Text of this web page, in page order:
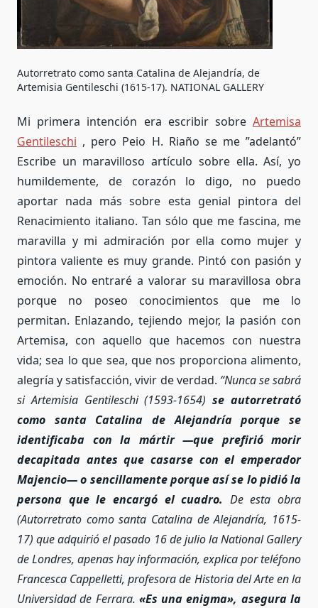
Autorretrato como santa Catalina de Alejandría, de
Artemisia Gentileschi (1615-17). NATIONAL GALLERY
Mi primera intención era escribir sobre Artemisa
Gentileschi , pero Peio H. Riaño se me ”adelantó”
Escribe un maravilloso artículo sobre ella. Así, yo
humildemente, de corazón lo digo, no puedo
aportar nada más sobre esta genial pintora del
Renacimiento italiano. Tan sólo que me fascina, me
maravilla y mi admiración por ella como mujer y
pintora valiente es muy grande. Pintó con pasión y
emoción. No entraré a valorar su maravillosa obra
porque no poseo conocimientos que me lo
permitan. Enlazando, tejiendo mejor, la pasión con
Artemisa, con aquello que hacemos con nuestra
vida; sea lo que sea, que nos proporciona alimento,
alegría y satisfacción, vivir de verdad. “Nunca se sabrá
si Artemisia Gentileschi (1593-1654)se autorretrató
como santa Catalina de Alejandría porque se
identificaba con la mártir —que prefirió morir
decapitada antes que casarse con el emperador
Majencio— o sencillamente porque así se lo pidió la
persona que le encargó el cuadro. De esta obra
(Autorretrato como santa Catalina de Alejandría, 1615-
17) que adquirió el pasado 16 de julio la National Gallery
de Londres, apenas hay información, explica por teléfono
Francesca Cappelletti, profesora de Historia del Arte en la
Universidad de Ferrara. «Es una enigma», asegura la